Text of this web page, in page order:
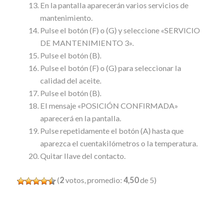
En la pantalla aparecerán varios servicios de
mantenimiento.
Pulse el botón (F) o (G) y seleccione «SERVICIO
DE MANTENIMIENTO 3».
Pulse el botón (B).
Pulse el botón (F) o (G) para seleccionar la
calidad del aceite.
Pulse el botón (B).
El mensaje «POSICIÓN CONFIRMADA»
aparecerá en la pantalla.
Pulse repetidamente el botón (A) hasta que
aparezca el cuentakilómetros o la temperatura.
Quitar llave del contacto.
(2votos, promedio: 4,50de 5)